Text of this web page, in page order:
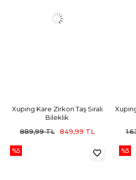
Xuping Kare Zirkon Taş Sıralı
Bileklik
889,99 TL
849,99 TL
%5 %5